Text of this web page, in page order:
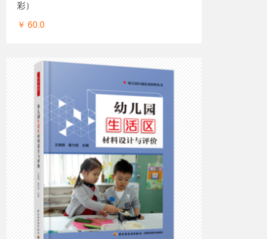
彩）
￥ 60.0